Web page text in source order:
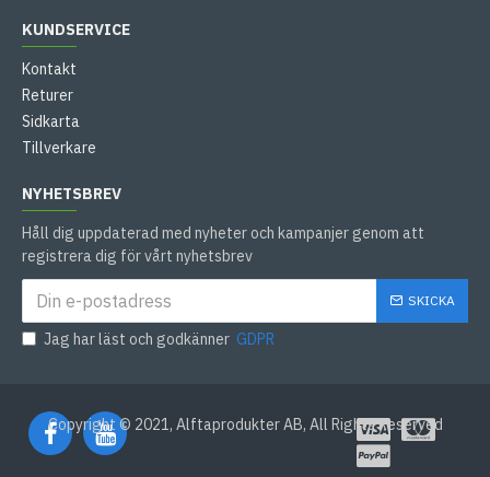
KUNDSERVICE
Kontakt
Returer
Sidkarta
Tillverkare
NYHETSBREV
Håll dig uppdaterad med nyheter och kampanjer genom att
registrera dig för vårt nyhetsbrev
SKICKA
Jag har läst och godkänner GDPR
Copyright © 2021, Alftaprodukter AB, All Rights Reserved